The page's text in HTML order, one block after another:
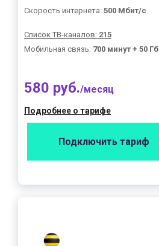
Скорость интернета: 500 Мбит/с
Список ТВ-каналов: 215
Мобильная связь: 700 минут + 50 Гб
580 руб./месяц
Подробнее о тарифе
Подключить тариф